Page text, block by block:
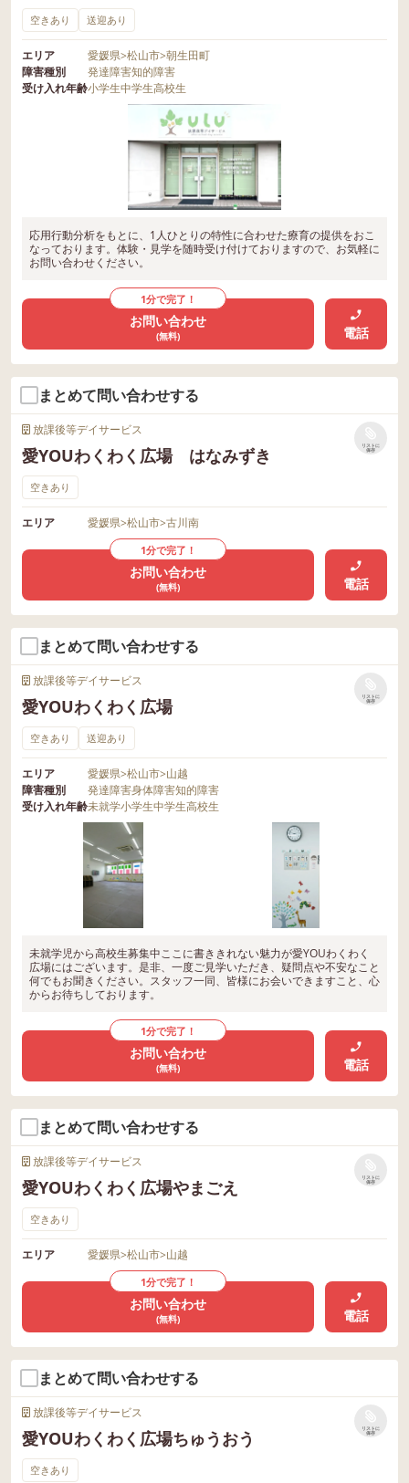
空きあり 送迎あり
エリア 愛媛県>松山市>朝生田町
障害種別
発達障害知的障害
受け入れ年齢小学生中学生高校生
応用行動分析をもとに、1人ひとりの特性に合わせた療育の提供をおこ
なっております。体験・見学を随時受け付けておりますので、お気軽に
お問い合わせください。
1分で完了！
お問い合わせ
(無料) 電話
まとめて問い合わせする
放課後等デイサービス
愛YOUわくわく広場 はなみずき
リストに
保存
空きあり
エリア 愛媛県>松山市>古川南
1分で完了！
お問い合わせ
(無料) 電話
まとめて問い合わせする
放課後等デイサービス
愛YOUわくわく広場
リストに
保存
空きあり 送迎あり
エリア 愛媛県>松山市>山越
障害種別
発達障害身体障害知的障害
受け入れ年齢未就学小学生中学生高校生
未就学児から高校生募集中ここに書ききれない魅力が愛YOUわくわく
広場にはございます。是非、一度ご見学いただき、疑問点や不安なこと
何でもお聞きください。スタッフ一同、皆様にお会いできますこと、心
からお待ちしております。
1分で完了！
お問い合わせ
(無料) 電話
まとめて問い合わせする
放課後等デイサービス
愛YOUわくわく広場やまごえ
リストに
保存
空きあり
エリア 愛媛県>松山市>山越
1分で完了！
お問い合わせ
(無料) 電話
まとめて問い合わせする
放課後等デイサービス
愛YOUわくわく広場ちゅうおう
リストに
保存
空きあり